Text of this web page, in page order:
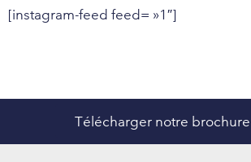
[instagram-feed feed= »1″]
Télécharger notre brochure